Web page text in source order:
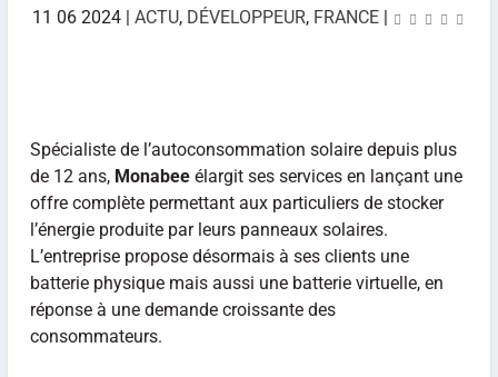
11 06 2024| ACTU, DÉVELOPPEUR, FRANCE|
Spécialiste de l’autoconsommation solaire depuis plus
de 12 ans, Monabeeélargit ses services en lançant une
offre complète permettant aux particuliers de stocker
l’énergie produite par leurs panneaux solaires.
L’entreprise propose désormais à ses clients une
batterie physique mais aussi une batterie virtuelle, en
réponse à une demande croissante des
consommateurs.